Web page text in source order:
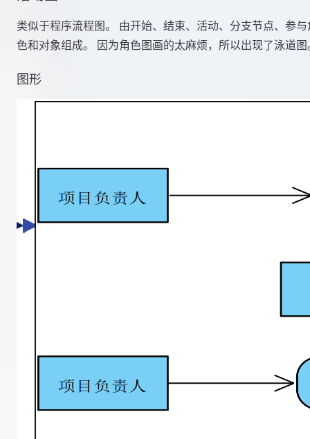
类似于程序流程图。 由开始、结束、活动、分支节点、参与
色和对象组成。 因为角色图画的太麻烦，所以出现了泳道图
图形